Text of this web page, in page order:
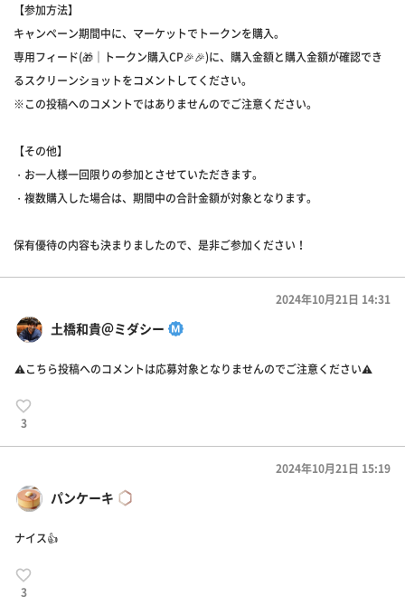
【参加方法】
キャンペーン期間中に、マーケットでトークンを購入。
専用フィード(🎁｜トークン購入CP🎉🎉)に、購入金額と購入金額が確認でき
るスクリーンショットをコメントしてください。
※この投稿へのコメントではありませんのでご注意ください。
【その他】
・お一人様一回限りの参加とさせていただきます。
・複数購入した場合は、期間中の合計金額が対象となります。
保有優待の内容も決まりましたので、是非ご参加ください！
土橋和貴＠ミダシー
2024年10月21日 14:31
⚠️こちら投稿へのコメントは応募対象となりませんのでご注意ください⚠️
3
パンケーキ
2024年10月21日 15:19
ナイス👍
3